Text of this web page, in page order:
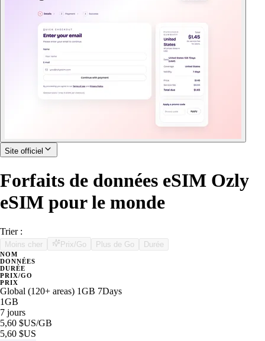
Site officiel
Forfaits de données eSIM Ozly
eSIM pour le monde
Trier :
Moins cher Prix/Go Plus de Go Durée
NOM
DONNÉES
DURÉE
PRIX/GO
PRIX
Global (120+ areas) 1GB 7Days
1GB
7 jours
5,60 $US/GB
5,60 $US